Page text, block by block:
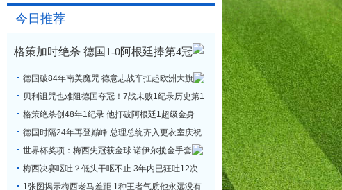
今日推荐
格策加时绝杀 德国1-0阿根廷捧第4冠
德国破84年南美魔咒 德意志战车扛起欧洲大旗
贝利诅咒也难阻德国夺冠！7战未败1纪录历史第1
格策绝杀创48年1纪录 他打破阿根廷1超级金身
德国时隔24年再登巅峰 总理总统齐入更衣室庆祝
世界杯奖项：梅西失冠获金球 诺伊尔揽金手套
梅西决赛呕吐？低头干呕不止 3年内已狂吐12次
1张图揭示梅西老马差距 1种王者气质他永远没有